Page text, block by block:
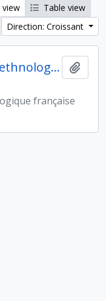
view
Table view
Direction: Croissant
Mission archéologique et ethnologique française au Mexique
française